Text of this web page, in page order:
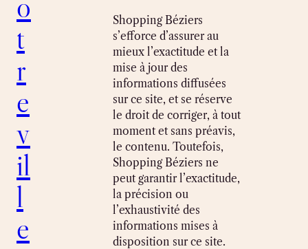
t
r
e
v
il
l
e
Shopping Béziers
s’efforce d’assurer au
mieux l’exactitude et la
mise à jour des
informations diffusées
sur ce site, et se réserve
le droit de corriger, à tout
moment et sans préavis,
le contenu. Toutefois,
Shopping Béziers ne
peut garantir l’exactitude,
la précision ou
l’exhaustivité des
informations mises à
disposition sur ce site.